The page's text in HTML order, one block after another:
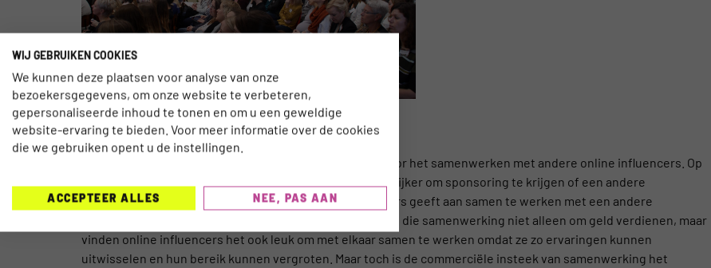
SAMENWERKING IS KEY
Professionaliseren gebeurt bij online influencers ook door het samenwerken met andere online influencers. Op
die manier wordt het voor online influencers veel makkelijker om sponsoring te krijgen of een andere
samenwerking op te zetten. 78% van de online influencers geeft aan samen te werken met een andere
belangrijke online influencer. Natuurlijk draait het binnen die samenwerking niet alleen om geld verdienen, maar
vinden online influencers het ook leuk om met elkaar samen te werken omdat ze zo ervaringen kunnen
uitwisselen en hun bereik kunnen vergroten. Maar toch is de commerciële insteek van samenwerking het
WIJ GEBRUIKEN COOKIES
We kunnen deze plaatsen voor analyse van onze
bezoekersgegevens, om onze website te verbeteren,
gepersonaliseerde inhoud te tonen en om u een geweldige
website-ervaring te bieden. Voor meer informatie over de cookies
die we gebruiken opent u de instellingen.
ACCEPTEER ALLES NEE, PAS AAN